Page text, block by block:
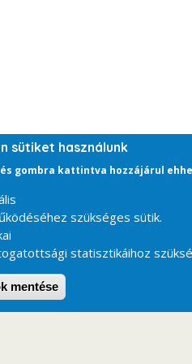
sütiket használunk
gombra kattintva hozzájárul
szükséges sütik.
statisztikáihoz
mentése